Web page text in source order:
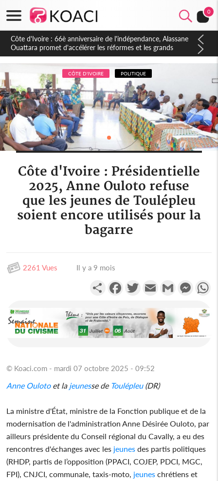
0
Côte d'Ivoire : À Abidjan, Amadou Oury Bah admire le modèle
ivoirien et veut s'en inspirer pour accélérer le développement
de la Guinée
CÔTE D'IVOIRE POLITIQUE
Côte d'Ivoire : Présidentielle
2025, Anne Ouloto refuse
que les jeunes de Toulépleu
soient encore utilisés pour la
bagarre
2261 Vues Il y a 9 mois
PartagerFacebookTwitterEmail Gmail
© Koaci.com - mardi 07 octobre 2025 - 09:52
Anne Oulotoet la jeunesse de Toulépleu(DR)
La ministre d'État, ministre de la Fonction publique et de la
modernisation de l'administration Anne Désirée Ouloto, par
ailleurs présidente du Conseil régional du Cavally, a eu des
rencontres d'échanges avec les jeunes des partis politiques
(RHDP, partis de l’opposition (PPACI, COJEP, PDCI, MGC,
FPI), CNJCI, communale, taxis-moto, jeunes chrétiens et